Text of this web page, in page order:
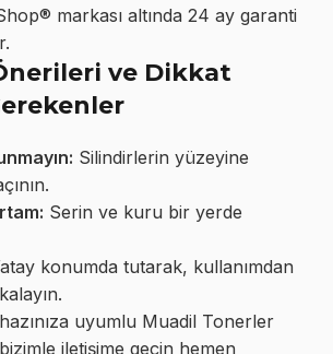
markası altında 24 ay garanti
ve Dikkat
Silindirlerin yüzeyine
Serin ve kuru bir yerde
konumda tutarak, kullanımdan
uyumlu Muadil Tonerler
iletişime geçin hemen